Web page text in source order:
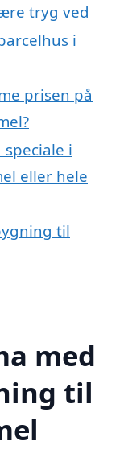
tryg ved
i
prisen på
i
eller hele
til
med
til